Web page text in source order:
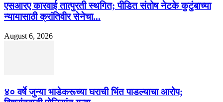
एसआरए कारवाई तात्पुरती स्थगित; पीडित संतोष नेटके कुटुंबाच्या
न्यायासाठी क्रांतिवीर सेनेचा...
August 6, 2026
४० वर्षे जुन्या भाडेकरूच्या घराची भिंत पाडल्याचा आरोप;